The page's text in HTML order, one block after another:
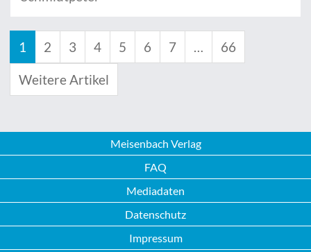
1 2 3 4 5 6 7 … 66
Weitere Artikel
Meisenbach Verlag
FAQ
Mediadaten
Datenschutz
Impressum